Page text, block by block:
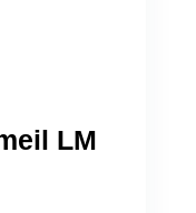
LM